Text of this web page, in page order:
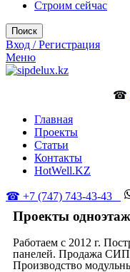
Строим сейчас
Поиск
Вход / Регистрация
Меню
☎
Главная
Проекты
Статьи
Контакты
HotWell.KZ
☎ +7 (747) 743-43-43
Проекты
Работаем с 2012 г.
панелей. Продажа СИП
Производство